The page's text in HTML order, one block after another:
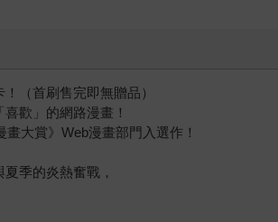
（首刷售完即無贈品）
歡」的網路漫畫！
大賞》Web漫畫部門入選作！
季的炎熱奮戰，